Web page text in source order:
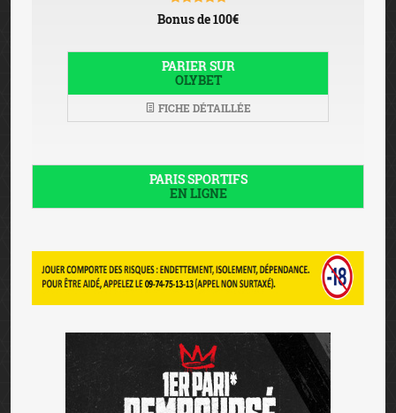
Bonus de 100€
PARIER SUR
OLYBET
FICHE DÉTAILLÉE
PARIS SPORTIFS
EN LIGNE